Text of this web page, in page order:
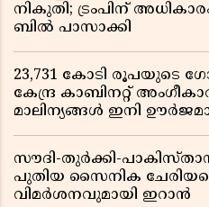
നികുതി; ട്രംപിന്
ബിൽ പാസാക്കി
23,731 കോടി രൂപയുടെ
കേന്ദ്ര കാബിനറ്റ്
മാലിന്യങ്ങൾ ഇനി
സൗദി-തുർക്കി-
പുതിയ സൈനിക
വിമർശനവുമായി ഇറാൻ